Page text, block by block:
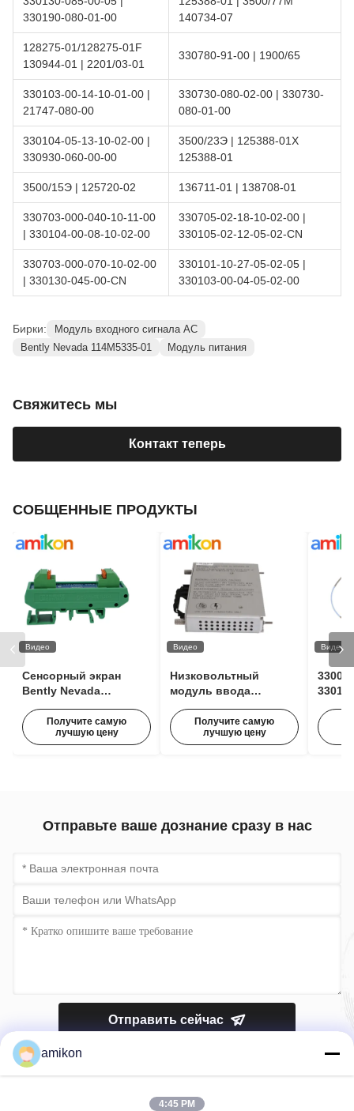
330190-080-01-00
140734-07
128275-01/128275-01F
130944-01 | 2201/03-01
330780-91-00 | 1900/65
330103-00-14-10-01-00 |
21747-080-00
330730-080-02-00 | 330730-
080-01-00
330104-05-13-10-02-00 |
330930-060-00-00
3500/23Э | 125388-01Х
125388-01
3500/15Э | 125720-02 136711-01 | 138708-01
330703-000-040-10-11-00
| 330104-00-08-10-02-00
330705-02-18-10-02-00 |
330105-02-12-05-02-CN
330703-000-070-10-02-00
| 330130-045-00-CN
330101-10-27-05-02-05 |
330103-00-04-05-02-00
Бирки:
Модуль входного сигнала AC
Bently Nevada 114M5335-01
Модуль питания
Свяжитесь мы
Контакт теперь
СОБЩЕННЫЕ ПРОДУКТЫ
Видео
Сенсорный экран
Bently Nevada
расширения
импульсов для
Получите самую
лучшую цену
Видео
Низковольтный
модуль ввода
Bently Nevada 125840-
02 3500/15 63 Гц с
Получите самую
лучшую цену
Видео
3300
Отправьте ваше дознание сразу в нас
Отправить сейчас
amikon
4:45 PM